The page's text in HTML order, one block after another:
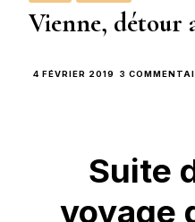
Vienne, détour
4 FÉVRIER 2019 3
Suite
voyage